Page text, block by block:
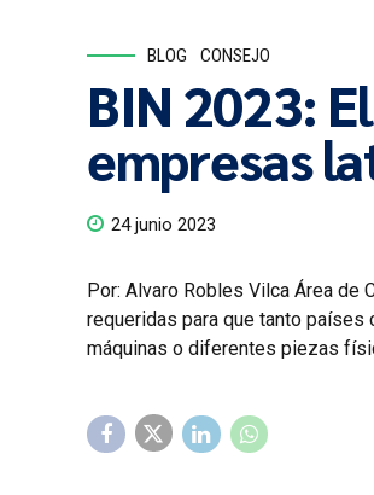
BLOG CONSEJO
BIN 2023:
empresas
24 junio 2023
Por: Alvaro Robles Vilca Área
requeridas para que tanto países
máquinas o diferentes piezas